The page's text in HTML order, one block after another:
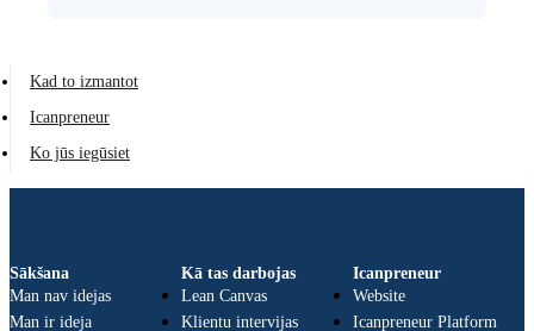
Kad to izmantot
Icanpreneur
Ko jūs iegūsiet
Sākšana
Man nav idejas
Man ir ideja
Kā tas darbojas
Lean Canvas
Klientu intervijas
Icanpreneur
Website
Icanpreneur Platform